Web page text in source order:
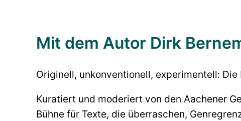
Mit dem Autor Dirk
Originell, unkonventionell, experimentell:
Kuratiert und moderiert von den Aachener
Bühne für Texte, die überraschen,